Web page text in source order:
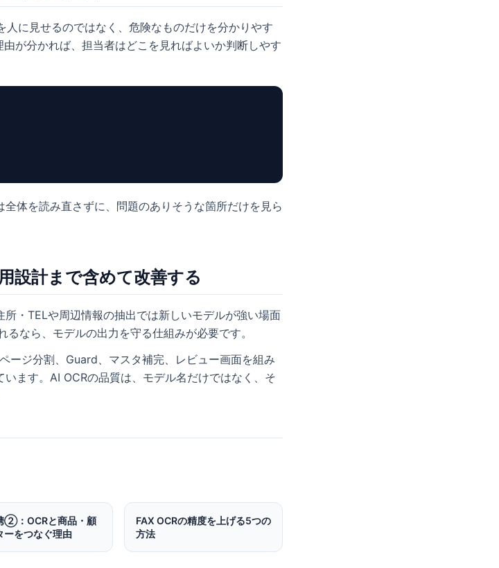
に見せるのではなく、危険なものだけを分かりやす
が分かれば、担当者はどこを見ればよいか判断しやす
体を読み直さずに、問題のありそうな箇所だけを見ら
設計まで含めて改善する
・TELや周辺情報の抽出では新しいモデルが強い場面
なら、モデルの出力を守る仕組みが必要です。
ージ分割、Guard、マスタ補完、レビュー画面を組み
ます。AI OCRの品質は、モデル名だけではなく、そ
②：OCRと商品・顧
ーをつなぐ理由
FAX OCRの精度を上げる5つの
方法